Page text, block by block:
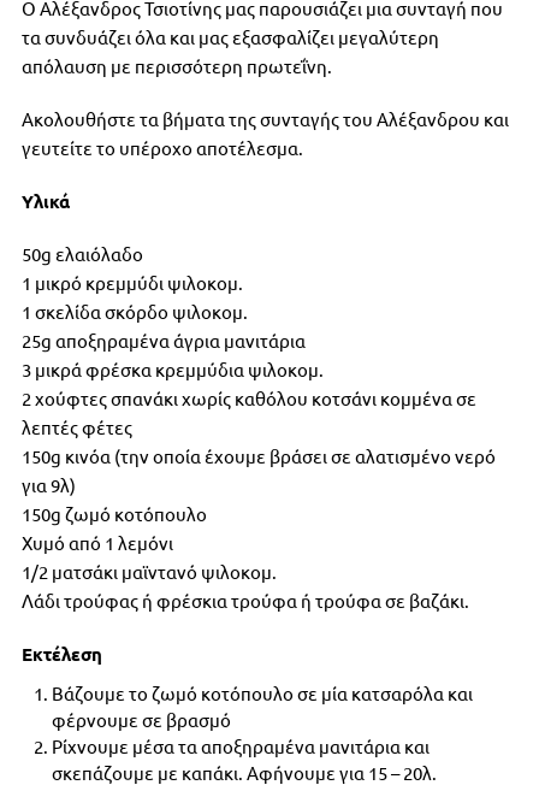
Ο Αλέξανδρος Τσιοτίνης μας παρουσιάζει μια συνταγή που
τα συνδυάζει όλα και μας εξασφαλίζει μεγαλύτερη
απόλαυση με περισσότερη πρωτεΐνη.
Ακολουθήστε τα βήματα της συνταγής του Αλέξανδρου και
γευτείτε το υπέροχο αποτέλεσμα.
Υλικά
50g ελαιόλαδο
1 μικρό κρεμμύδι ψιλοκομ.
1 σκελίδα σκόρδο ψιλοκομ.
25g αποξηραμένα άγρια μανιτάρια
3 μικρά φρέσκα κρεμμύδια ψιλοκομ.
2 χούφτες σπανάκι χωρίς καθόλου κοτσάνι κομμένα σε
λεπτές φέτες
150g κινόα (την οποία έχουμε βράσει σε αλατισμένο νερό
για 9λ)
150g ζωμό κοτόπουλο
Χυμό από 1 λεμόνι
1/2 ματσάκι μαϊντανό ψιλοκομ.
Λάδι τρούφας ή φρέσκια τρούφα ή τρούφα σε βαζάκι.
Εκτέλεση
Βάζουμε το ζωμό κοτόπουλο σε μία κατσαρόλα και
φέρνουμε σε βρασμό
Ρίχνουμε μέσα τα αποξηραμένα μανιτάρια και
σκεπάζουμε με καπάκι. Αφήνουμε για 15 – 20λ.